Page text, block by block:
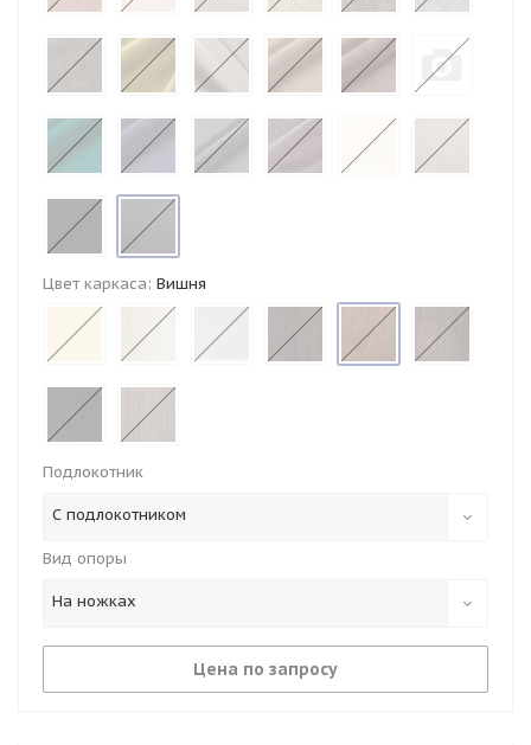
Цвет каркаса: Вишня
Подлокотник
С подлокотником
Вид опоры
На ножках
Цена по запросу